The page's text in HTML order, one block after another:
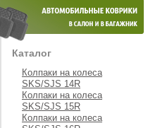
Каталог
Колпаки на колеса
SKS/SJS 14R
Колпаки на колеса
SKS/SJS 15R
Колпаки на колеса